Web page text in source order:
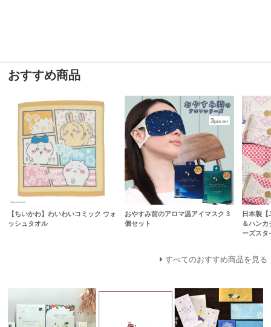
おすすめ商品
【ちいかわ】わいわいコミック ウォ
ッシュタオル
おやすみ前のアロマ温アイマスク 3
個セット
日本製
＆ハン
ーズスタ
すべてのおすすめ商品を見る